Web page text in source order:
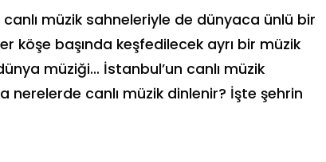
müzik sahneleriyle de dünyaca ünlü bir
köşe başında keşfedilecek ayrı bir müzik
müziği… İstanbul’un canlı müzik
nerelerde canlı müzik dinlenir? İşte şehrin